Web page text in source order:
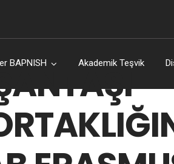
BAPNISH Akademik Teşvik